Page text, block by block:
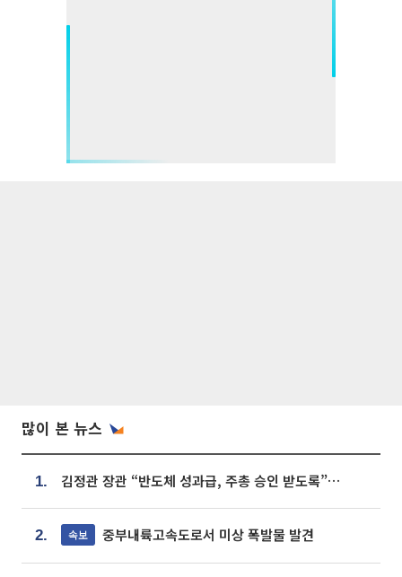
많이 본 뉴스
1. 김정관 장관 “반도체 성과급, 주총 승인 받도록”…상법·자본시장법 개정 시사
2. 속보 중부내륙고속도로서 미상 폭발물 발견